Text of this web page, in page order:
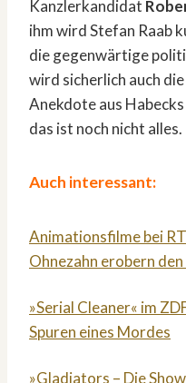
Kanzlerkandidat
ihm wird Stefan Raab
die gegenwärtige
wird sicherlich auch
Anekdote aus
das ist noch nicht alles.
Auch interessant:
Animationsfilme bei
Ohnezahn erobern
»Serial Cleaner« im
Spuren eines Mordes
»Gladiators – Die